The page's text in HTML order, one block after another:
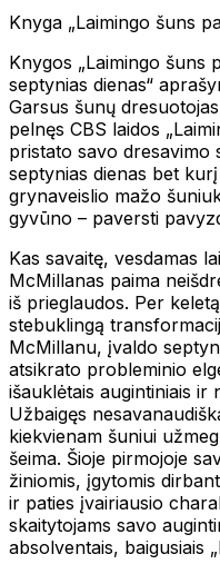
Knyga „Laimingo šuns
Knygos „Laimingo šuns
septynias dienas“
Garsus šunų
pelnęs CBS laidos
pristato savo dresavimo
septynias dienas bet
grynaveislio mažo
gyvūno – paversti
Kas savaitę, vesdamas
McMillanas paima
iš prieglaudos. Per
stebuklingą
McMillanu, įvaldo
atsikrato probleminio
išauklėtais augintiniais ir
Užbaigęs
kiekvienam šuniui
šeima. Šioje pirmojoje
žiniomis, įgytomis
ir paties įvairiausio
skaitytojams savo
absolventais, baigusiais